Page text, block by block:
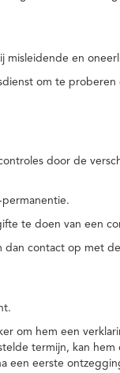
en
om te
door de
te doen van een
dan contact op met de
om hem een
termijn, kan
een eerste